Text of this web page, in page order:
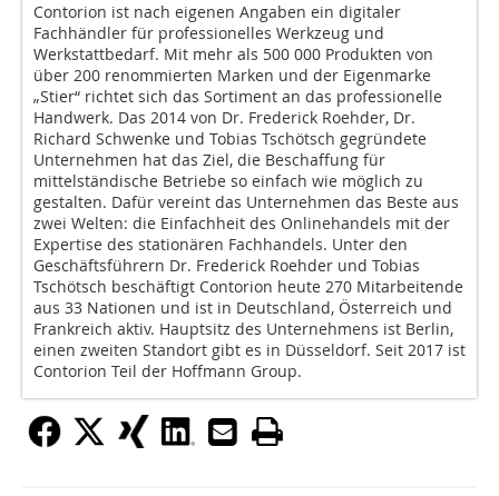
Contorion ist nach eigenen Angaben ein digitaler
Fachhändler für professionelles Werkzeug und
Werkstattbedarf. Mit mehr als 500 000 Produkten von
über 200 renommierten Marken und der Eigenmarke
„Stier“ richtet sich das Sortiment an das professionelle
Handwerk. Das 2014 von Dr. Frederick Roehder, Dr.
Richard Schwenke und Tobias Tschötsch gegründete
Unternehmen hat das Ziel, die Beschaffung für
mittelständische Betriebe so einfach wie möglich zu
gestalten. Dafür vereint das Unternehmen das Beste aus
zwei Welten: die Einfachheit des Onlinehandels mit der
Expertise des stationären Fachhandels. Unter den
Geschäftsführern Dr. Frederick Roehder und Tobias
Tschötsch beschäftigt Contorion heute 270 Mitarbeitende
aus 33 Nationen und ist in Deutschland, Österreich und
Frankreich aktiv. Hauptsitz des Unternehmens ist Berlin,
einen zweiten Standort gibt es in Düsseldorf. Seit 2017 ist
Contorion Teil der Hoffmann Group.